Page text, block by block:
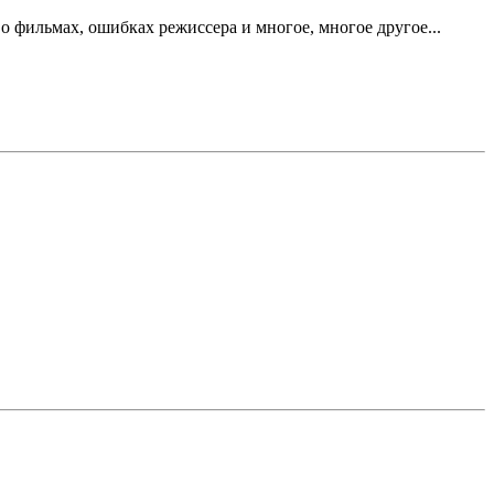
фильмах, ошибках режиссера и многое, многое другое...